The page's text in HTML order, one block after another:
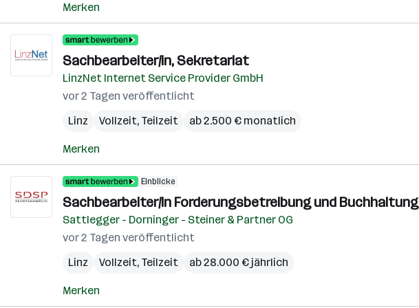
Merken
Sachbearbeiter/in, Sekretariat
LinzNet Internet Service Provider GmbH
vor 2 Tagen veröffentlicht
Linz
Vollzeit, Teilzeit ab 2.500 € monatlich
Merken
Einblicke
Sachbearbeiter/In Forderungsbetreibung und Buchhaltung
Sattlegger - Dorninger - Steiner & Partner OG
vor 2 Tagen veröffentlicht
Linz
Vollzeit, Teilzeit ab 28.000 € jährlich
Merken